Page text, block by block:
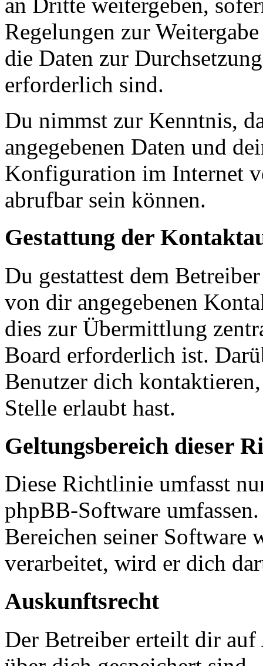
Regelungen zur
die Daten zur
erforderlich sind.
Du nimmst zur Kenntnis,
angegebenen Daten und
Konfiguration im Internet
abrufbar sein können.
Gestattung der
Du gestattest dem
von dir angegebenen
dies zur Übermittlung
Board erforderlich ist.
Benutzer dich
Stelle erlaubt hast.
Geltungsbereich dieser
Diese Richtlinie umfasst
phpBB-Software
Bereichen seiner Software
verarbeitet, wird er dich
Auskunftsrecht
Der Betreiber erteilt dir